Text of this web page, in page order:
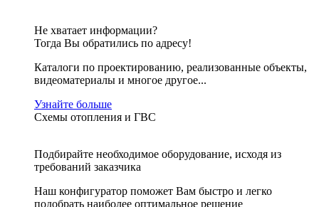
Не хватает информации?
Тогда Вы обратились по адресу!
Каталоги по проектированию, реализованные объекты,
видеоматериалы и многое другое...
Узнайте больше
Схемы отопления и ГВС
Подбирайте необходимое оборудование, исходя из
требований заказчика
Наш конфигуратор поможет Вам быстро и легко
подобрать наиболее оптимальное решение